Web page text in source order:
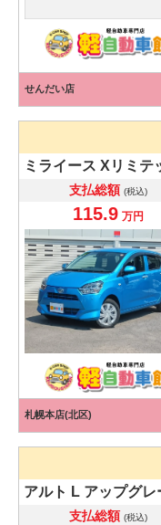
せんだい店
ミライース Xリミテ
支払総額 (税込)
115.9 万円
札幌本店(北区)
アルト L アップグ
支払総額 (税込)